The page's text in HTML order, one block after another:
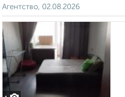
Агентство, 02.08.2026